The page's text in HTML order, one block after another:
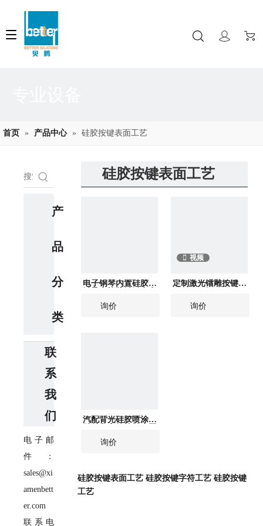
首页 » 产品中心 » 硅胶按键表面工艺
产
品
分
类
联
系
我
们
电子邮
件：
sales@xi
amenbett
er.com
联系电
硅胶按键表面工艺
电子钢琴内置硅胶按
询价
视频
定制激光镭雕按键按
询价
汽配背光硅胶喷涂镭
询价
硅胶按键表面工艺 硅胶按键字符工艺 硅胶按键
工艺